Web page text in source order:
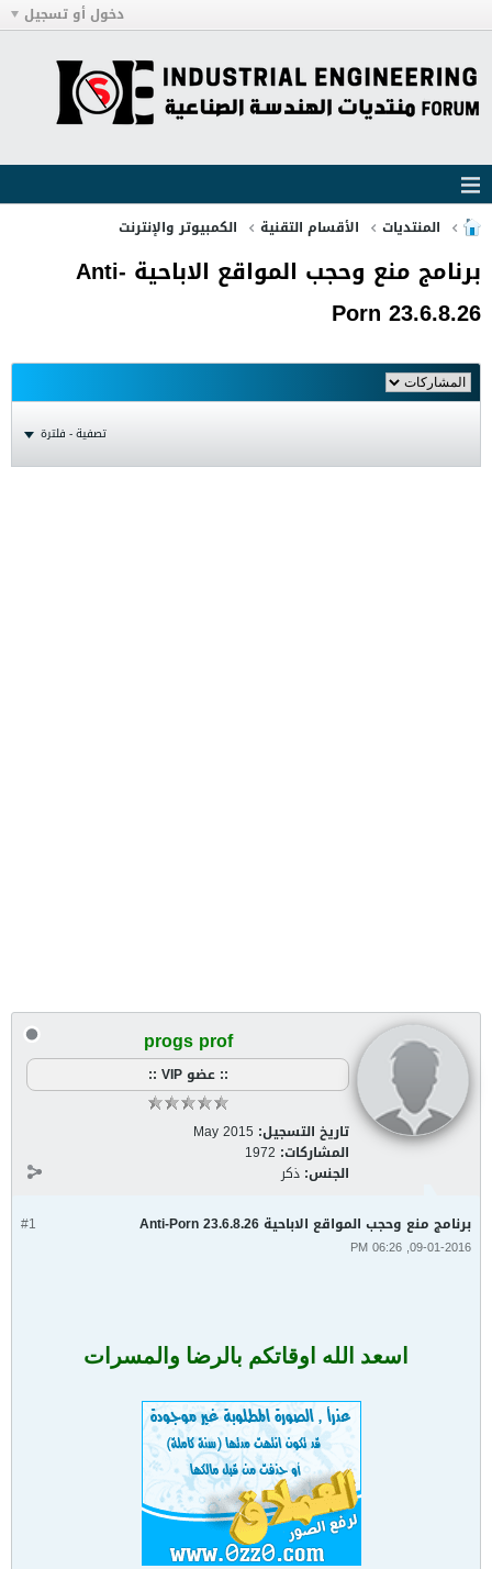
دخول أو تسجيل
المنتديات الأقسام التقنية الكمبيوتر والإنترنت
برنامج منع وحجب المواقع الاباحية Anti-
Porn 23.6.8.26
تصفية - فلترة
progs prof
:: عضو VIP ::
تاريخ التسجيل: May 2015
المشاركات: 1972
الجنس: ذكر
#1 برنامج منع وحجب المواقع الاباحية Anti-Porn 23.6.8.26
09-01-2016, 06:26 PM
اسعد الله اوقاتكم بالرضا والمسرات